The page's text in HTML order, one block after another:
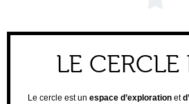
LE CERCLE
Le cercle est un espace d’exploration et